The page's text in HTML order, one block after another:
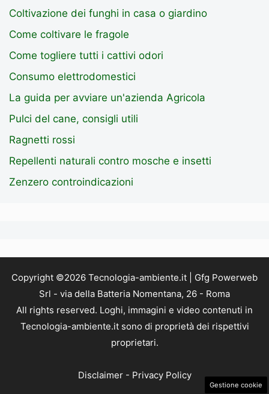
Coltivazione dei funghi in casa o giardino
Come coltivare le fragole
Come togliere tutti i cattivi odori
Consumo elettrodomestici
La guida per avviare un'azienda Agricola
Pulci del cane, consigli utili
Ragnetti rossi
Repellenti naturali contro mosche e insetti
Zenzero controindicazioni
Copyright ©2026 Tecnologia-ambiente.it | Gfg Powerweb
Srl - via della Batteria Nomentana, 26 - Roma
All rights reserved. Loghi, immagini e video contenuti in
Tecnologia-ambiente.it sono di proprietà dei rispettivi
proprietari.
Disclaimer- Privacy Policy
Gestione cookie